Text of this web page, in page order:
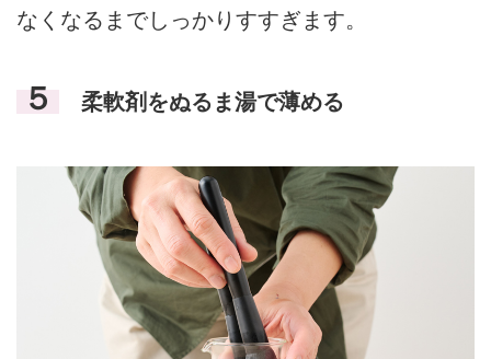
なくなるまでしっかりすすぎます。
５ 柔軟剤をぬるま湯で薄める